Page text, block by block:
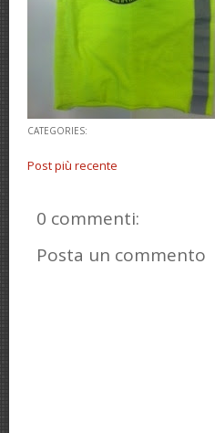
CATEGORIES:
Post più recente
0 commenti:
Posta un commento